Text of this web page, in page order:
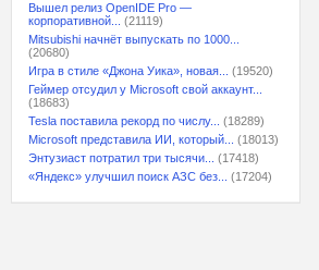
Вышел релиз OpenIDE Pro —
корпоративной...
(21119)
Mitsubishi начнёт выпускать по 1000...
(20680)
Игра в стиле «Джона Уика», новая...
(19520)
Геймер отсудил у Microsoft свой аккаунт...
(18683)
Tesla поставила рекорд по числу...
(18289)
Microsoft представила ИИ, который...
(18013)
Энтузиаст потратил три тысячи...
(17418)
«Яндекс» улучшил поиск АЗС без...
(17204)